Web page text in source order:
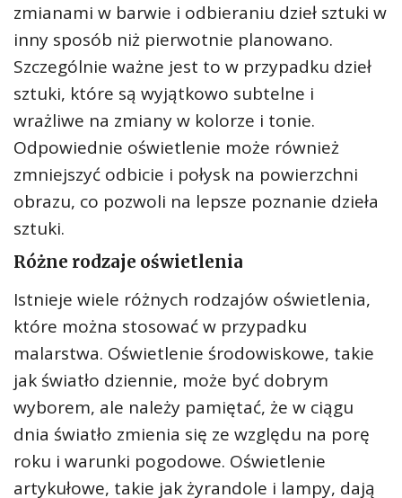
zmianami w barwie i odbieraniu dzieł sztuki w
inny sposób niż pierwotnie planowano.
Szczególnie ważne jest to w przypadku dzieł
sztuki, które są wyjątkowo subtelne i
wrażliwe na zmiany w kolorze i tonie.
Odpowiednie oświetlenie może również
zmniejszyć odbicie i połysk na powierzchni
obrazu, co pozwoli na lepsze poznanie dzieła
sztuki.
Różne rodzaje oświetlenia
Istnieje wiele różnych rodzajów oświetlenia,
które można stosować w przypadku
malarstwa. Oświetlenie środowiskowe, takie
jak światło dziennie, może być dobrym
wyborem, ale należy pamiętać, że w ciągu
dnia światło zmienia się ze względu na porę
roku i warunki pogodowe. Oświetlenie
artykułowe, takie jak żyrandole i lampy, dają